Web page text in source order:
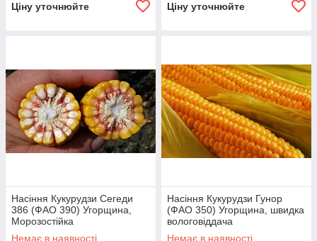
Ціну уточнюйте Ціну уточнюйте
Насіння Кукурудзи Сегеди
386 (ФАО 390) Угорщина,
Морозостійка
Немає в наявності
Насіння Кукурудзи Гунор
(ФАО 350) Угорщина, швидка
вологовіддача
Немає в наявності